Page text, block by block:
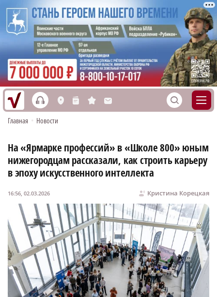
h L n s M S
Главная • Новости
На «Ярмарке профессий» в «Школе 800» юным
нижегородцам рассказали, как строить карьеру
в эпоху искусственного интеллекта
Кристина Корецкая
16:56, 02.03.2026